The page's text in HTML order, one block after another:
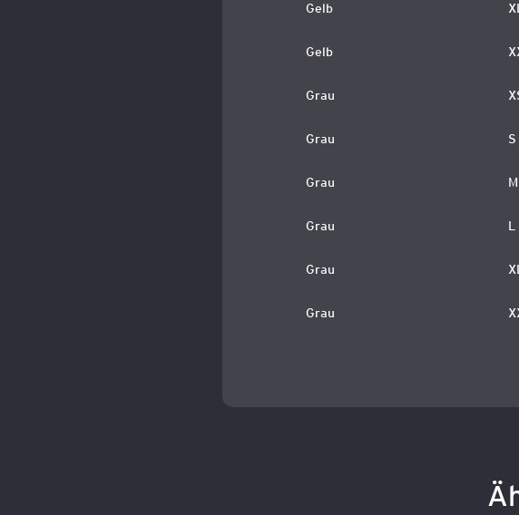
Gelb XL
Gelb
Grau
Grau S
Grau M
Grau L
Grau XL
Grau